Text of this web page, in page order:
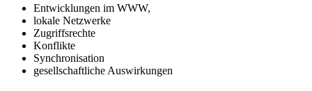
Entwicklungen im WWW,
lokale Netzwerke
Zugriffsrechte
Konflikte
Synchronisation
gesellschaftliche Auswirkungen